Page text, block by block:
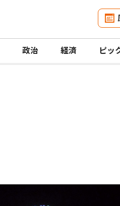
政治 経済 ピッ